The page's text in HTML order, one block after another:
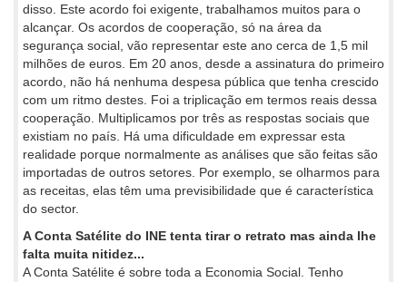
disso. Este acordo foi exigente, trabalhamos muitos para o
alcançar. Os acordos de cooperação, só na área da
segurança social, vão representar este ano cerca de 1,5 mil
milhões de euros. Em 20 anos, desde a assinatura do primeiro
acordo, não há nenhuma despesa pública que tenha crescido
com um ritmo destes. Foi a triplicação em termos reais dessa
cooperação. Multiplicamos por três as respostas sociais que
existiam no país. Há uma dificuldade em expressar esta
realidade porque normalmente as análises que são feitas são
importadas de outros setores. Por exemplo, se olharmos para
as receitas, elas têm uma previsibilidade que é característica
do sector.
A Conta Satélite do INE tenta tirar o retrato mas ainda lhe
falta muita nitidez...
A Conta Satélite é sobre toda a Economia Social. Tenho